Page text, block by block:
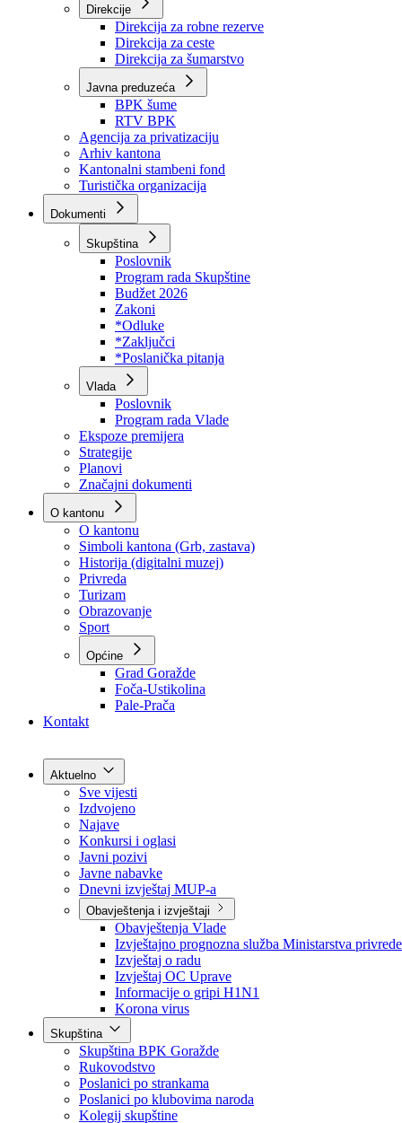
Kantonalna uprava za inspekcijske poslove
Kantonalna uprava civilne zaštite
Direkcije
Direkcija za robne rezerve
Direkcija za ceste
Direkcija za šumarstvo
Javna preduzeća
BPK šume
RTV BPK
Agencija za privatizaciju
Arhiv kantona
Kantonalni stambeni fond
Turistička organizacija
Dokumenti
Skupština
Poslovnik
Program rada Skupštine
Budžet 2026
Zakoni
*Odluke
*Zaključci
*Poslanička pitanja
Vlada
Poslovnik
Program rada Vlade
Ekspoze premijera
Strategije
Planovi
Značajni dokumenti
O kantonu
O kantonu
Simboli kantona (Grb, zastava)
Historija (digitalni muzej)
Privreda
Turizam
Obrazovanje
Sport
Općine
Kontakt
Aktuelno
Sve vijesti
Izdvojeno
Najave
Konkursi i oglasi
Javni pozivi
Javne nabavke
Dnevni izvještaj MUP-a
Obavještenja i izvještaji
Obavještenja Vlade
Izvještajno prognozna služba Ministarstva privrede
Izvještaj o radu
Izvještaj OC Uprave
Informacije o gripi H1N1
Korona virus
Skupština
Skupština BPK Goražde
Rukovodstvo